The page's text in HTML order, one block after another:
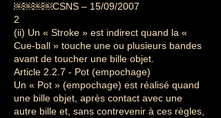
￼￼￼￼CSNS – 15/09/2007
2
(ii) Un « Stroke » est indirect quand la «
Cue-ball » touche une ou plusieurs bandes
avant de toucher une bille objet.
Article 2.2.7 - Pot (empochage)
Un « Pot » (empochage) est réalisé quand
une bille objet, après contact avec une
autre bille et, sans contrevenir à ces règles,